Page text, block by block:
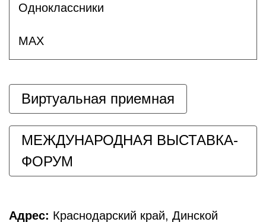
Одноклассники
MAX
Виртуальная приемная
МЕЖДУНАРОДНАЯ ВЫСТАВКА-
ФОРУМ
Адрес: Краснодарский край, Динской